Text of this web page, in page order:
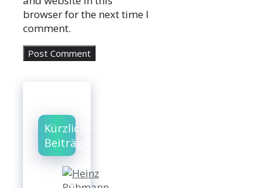
browser for the next time I
comment.
Kürzliche
Beiträge